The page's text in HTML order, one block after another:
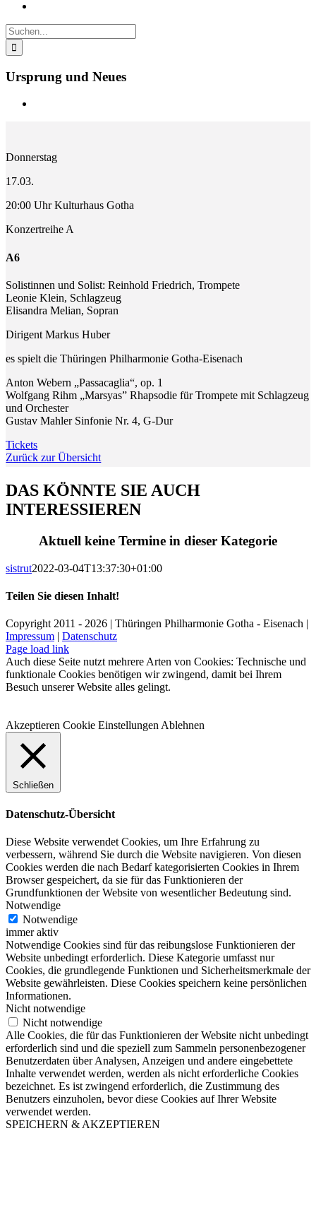
Suche
nach:
Ursprung und Neues
Donnerstag
17.03.
20:00 Uhr Kulturhaus Gotha
Konzertreihe A
A6
Solistinnen und Solist: Reinhold Friedrich, Trompete
Leonie Klein, Schlagzeug
Elisandra Melian, Sopran
Dirigent Markus Huber
es spielt die Thüringen Philharmonie Gotha-Eisenach
Anton Webern „Passacaglia“, op. 1
Wolfgang Rihm „Marsyas” Rhapsodie für Trompete mit Schlagzeug
und Orchester
Gustav Mahler Sinfonie Nr. 4, G-Dur
Tickets
Zurück zur Übersicht
DAS KÖNNTE SIE AUCH
INTERESSIEREN
Aktuell keine Termine in dieser Kategorie
sistrut2022-03-04T13:37:30+01:00
Teilen Sie diesen Inhalt!
Facebook
X
LinkedIn
E-
Mail
Copyright 2011 - 2026 | Thüringen Philharmonie Gotha - Eisenach |
Impressum | Datenschutz
Facebook
Instagram
WhatsApp
YouTube
E-
Mail
Telefon
Page load link
Auch diese Seite nutzt mehrere Arten von Cookies: Technische und
funktionale Cookies benötigen wir zwingend, damit bei Ihrem
Besuch unserer Website alles gelingt.
Akzeptieren Cookie Einstellungen Ablehnen
Schließen
Datenschutz-Übersicht
Diese Website verwendet Cookies, um Ihre Erfahrung zu
verbessern, während Sie durch die Website navigieren. Von diesen
Cookies werden die nach Bedarf kategorisierten Cookies in Ihrem
Browser gespeichert, da sie für das Funktionieren der
Grundfunktionen der Website von wesentlicher Bedeutung sind.
Notwendige
Notwendige
immer aktiv
Notwendige Cookies sind für das reibungslose Funktionieren der
Website unbedingt erforderlich. Diese Kategorie umfasst nur
Cookies, die grundlegende Funktionen und Sicherheitsmerkmale der
Website gewährleisten. Diese Cookies speichern keine persönlichen
Informationen.
Nicht notwendige
Nicht notwendige
Alle Cookies, die für das Funktionieren der Website nicht unbedingt
erforderlich sind und die speziell zum Sammeln personenbezogener
Benutzerdaten über Analysen, Anzeigen und andere eingebettete
Inhalte verwendet werden, werden als nicht erforderliche Cookies
bezeichnet. Es ist zwingend erforderlich, die Zustimmung des
Benutzers einzuholen, bevor diese Cookies auf Ihrer Website
verwendet werden.
SPEICHERN & AKZEPTIEREN